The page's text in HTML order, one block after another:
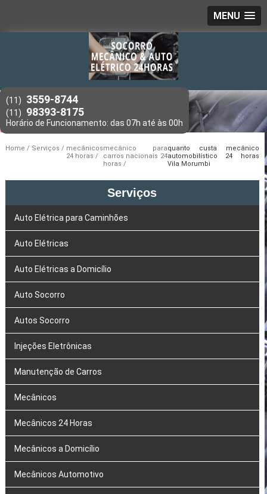
MENU
(11) 3559-8744
(11) 98393-8175
Home Serviços
mecânicos
24 horas
mecânico para
carros nacionais 24
horas
quanto custa mecânico
automobilístico 24 horas
Vila Morumbi
Serviços
Auto Elétrica para Caminhões
Auto Elétricas
Auto Elétricas a Domicílio
Auto Socorro
Autos Socorro
Injeções Eletrônicas
Manutenção de Carros
Mecânicos
Mecânicos 24 Horas
Mecânicos a Domicílio
Mecânicos Automotivo